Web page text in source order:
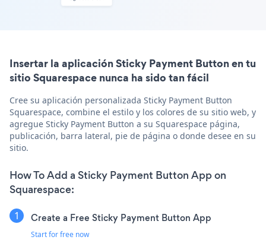
Insertar la aplicación Sticky Payment Button en tu
sitio Squarespace nunca ha sido tan fácil
Cree su aplicación personalizada Sticky Payment Button
Squarespace, combine el estilo y los colores de su sitio web, y
agregue Sticky Payment Button a su Squarespace página,
publicación, barra lateral, pie de página o donde desee en su
sitio.
How To Add a Sticky Payment Button App on
Squarespace:
Create a Free Sticky Payment Button App
Start for free now